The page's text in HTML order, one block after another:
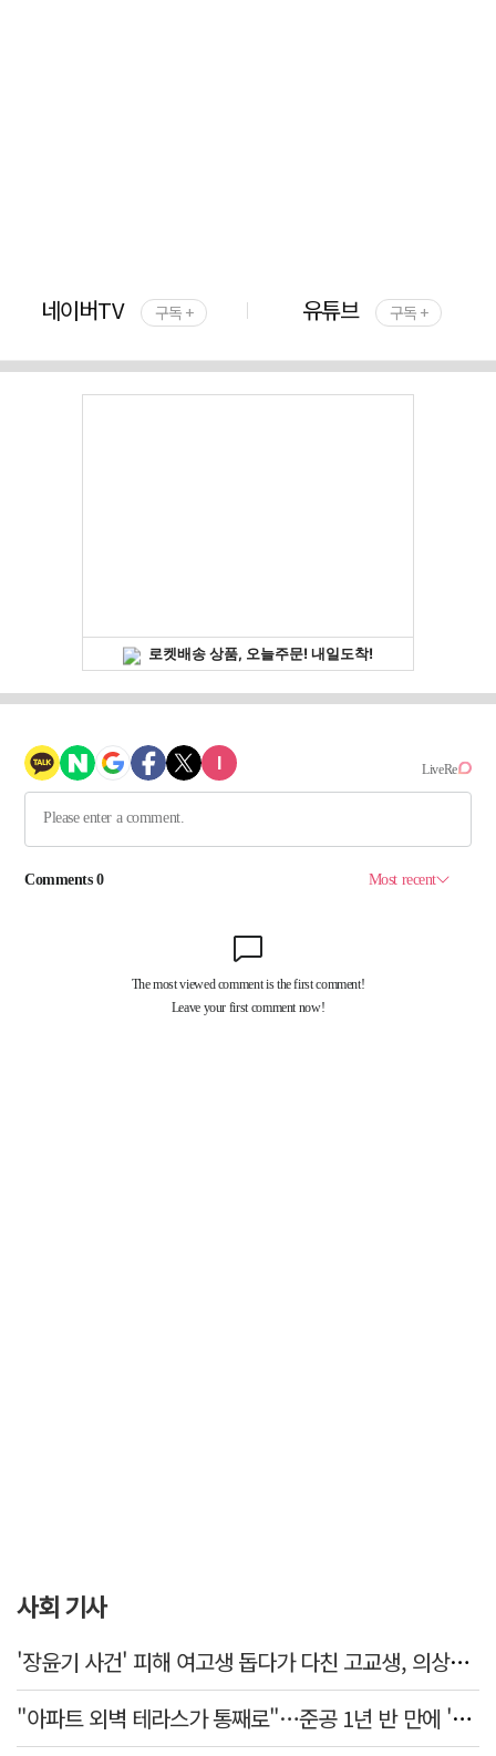
네이버TV 구독 + 유튜브 구독 +
사회 기사
'장윤기 사건' 피해 여고생 돕다가 다친 고교생, 의상자 인정
"아파트 외벽 테라스가 통째로"…준공 1년 반 만에 '아찔 사고'